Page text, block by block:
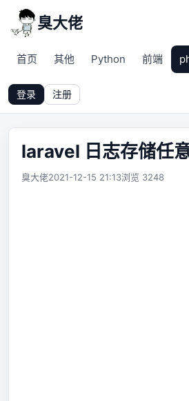
臭大佬
首页 其他 Python 前端
登录 注册
laravel 日志存储任
臭大佬2021-12-15 21:13浏览 3248